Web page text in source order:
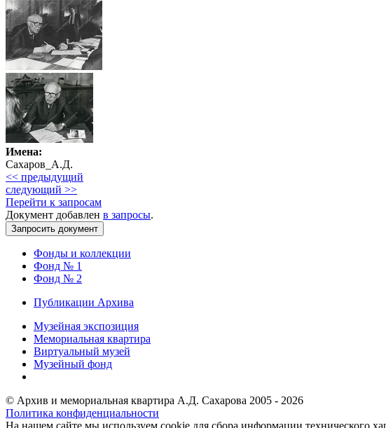
Имена:
Сахаров_А.Д.
<< предыдущий
следующий >>
Перейти к запросам
Документ добавлен в запросы.
Фонды и коллекции
Фонд № 1
Фонд № 2
Публикации Архива
Музейная экспозиция
Мемориальная квартира
Виртуальный музей
Музейный фонд
© Архив и мемориальная квартира А.Д. Сахарова 2005 - 2026
Политика конфиденциальности
На нашем сайте мы используем cookie для сбора информации технического